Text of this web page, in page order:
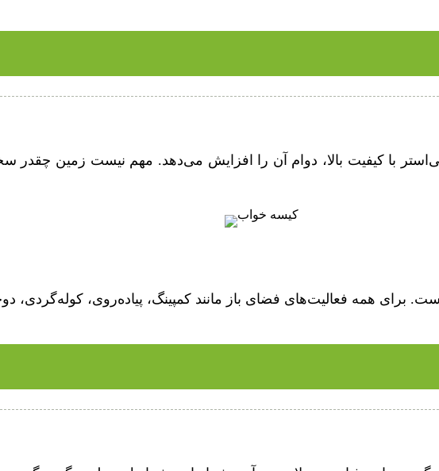
پلی‌استر با کیفیت بالا، دوام آن را افزایش می‌دهد. مهم نیست زمین